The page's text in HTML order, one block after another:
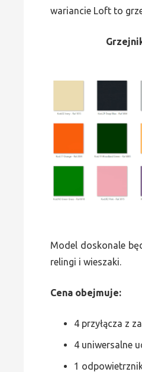
wariancie Loft to
Model doskonale
relingi i wieszaki.
Cena obejmuje:
4 przyłącza z
4 uniwersalne
1